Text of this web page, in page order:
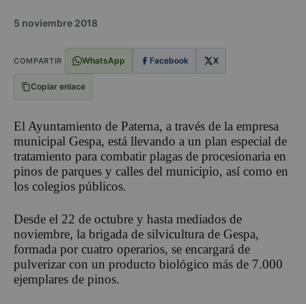
5 noviembre 2018
COMPARTIR WhatsApp Facebook X
Copiar enlace
El Ayuntamiento de Paterna, a través de la empresa
municipal Gespa, está llevando a un plan especial de
tratamiento para combatir plagas de procesionaria en
pinos de parques y calles del municipio, así como en
los colegios públicos.
Desde el 22 de octubre y hasta mediados de
noviembre, la brigada de silvicultura de Gespa,
formada por cuatro operarios, se encargará de
pulverizar con un producto biológico más de 7.000
ejemplares de pinos.